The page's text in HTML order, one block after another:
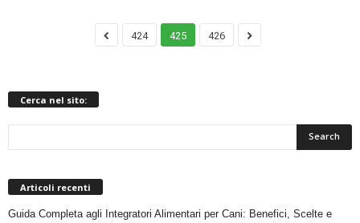
424 425 426
Cerca nel sito:
Articoli recenti
Guida Completa agli Integratori Alimentari per Cani: Benefici, Scelte e